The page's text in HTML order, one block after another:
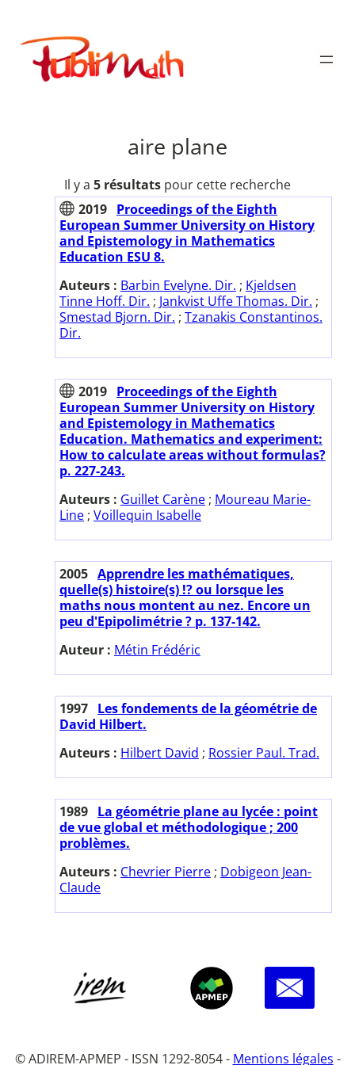
contenu
Publimath
aire plane
Il y a 5 résultats pour cette recherche
2019 Proceedings of the Eighth
European Summer University on History
and Epistemology in Mathematics
Education ESU 8.
Auteurs : Barbin Evelyne. Dir. ; Kjeldsen
Tinne Hoff. Dir. ; Jankvist Uffe Thomas. Dir. ;
Smestad Bjorn. Dir. ; Tzanakis Constantinos.
Dir.
2019 Proceedings of the Eighth
European Summer University on History
and Epistemology in Mathematics
Education. Mathematics and experiment:
How to calculate areas without formulas?
p. 227-243.
Auteurs : Guillet Carène ; Moureau Marie-
Line ; Voillequin Isabelle
2005 Apprendre les mathématiques,
quelle(s) histoire(s) !? ou lorsque les
maths nous montent au nez. Encore un
peu d'Epipolimétrie ? p. 137-142.
Auteur : Métin Frédéric
1997 Les fondements de la géométrie de
David Hilbert.
Auteurs : Hilbert David ; Rossier Paul. Trad.
1989 La géométrie plane au lycée : point
de vue global et méthodologique ; 200
problèmes.
Auteurs : Chevrier Pierre ; Dobigeon Jean-
Claude
© ADIREM-APMEP - ISSN 1292-8054 - Mentions légales -